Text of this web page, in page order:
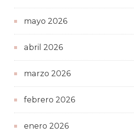
mayo 2026
abril 2026
marzo 2026
febrero 2026
enero 2026